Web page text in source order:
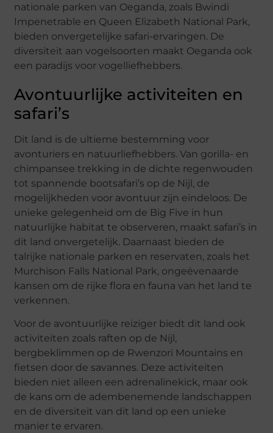
nationale parken van Oeganda, zoals Bwindi
Impenetrable en Queen Elizabeth National Park,
bieden onvergetelijke safari-ervaringen. De
diversiteit aan vogelsoorten maakt Oeganda ook
een paradijs voor vogelliefhebbers.
Avontuurlijke activiteiten en
safari’s
Dit land is de ultieme bestemming voor
avonturiers en natuurliefhebbers. Van gorilla- en
chimpansee trekking in de dichte regenwouden
tot spannende bootsafari’s op de Nijl, de
mogelijkheden voor avontuur zijn eindeloos. De
unieke gelegenheid om de Big Five in hun
natuurlijke habitat te observeren, maakt safari’s in
dit land onvergetelijk. Daarnaast bieden de
talrijke nationale parken en reservaten, zoals het
Murchison Falls National Park, ongeëvenaarde
kansen om de rijke flora en fauna van het land te
verkennen.
Voor de avontuurlijke reiziger biedt dit land ook
activiteiten zoals raften op de Nijl,
bergbeklimmen op de Rwenzori Mountains en
fietsen door de savannes. Deze activiteiten
bieden niet alleen een adrenalinekick, maar ook
de kans om de adembenemende landschappen
en de diversiteit van dit land op een unieke
manier te ervaren.